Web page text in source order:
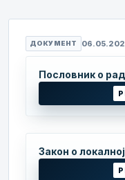
ДОКУМЕНТ
Пословник о
Закон о